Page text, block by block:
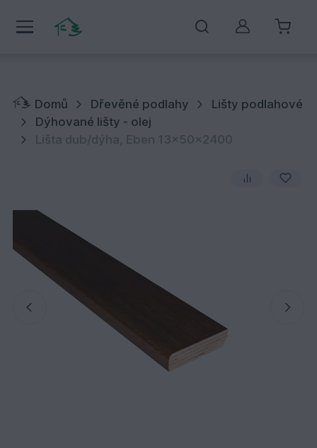
Můj účet
Domů Dřevěné podlahy
Lišty podlahové
Dýhované lišty - olej
Lišta dub/dýha, Eben 13x50x2400